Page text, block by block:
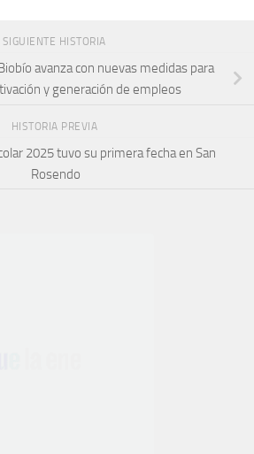
SIGUIENTE HISTORIA
avanza con nuevas medidas para
y generación de empleos
HISTORIA PREVIA
2025 tuvo su primera fecha en San
Rosendo